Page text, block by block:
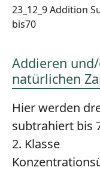
23_12_9 Addition
bis70
Addieren
natürlichen
Hier werden
subtrahiert bis
2. Klasse